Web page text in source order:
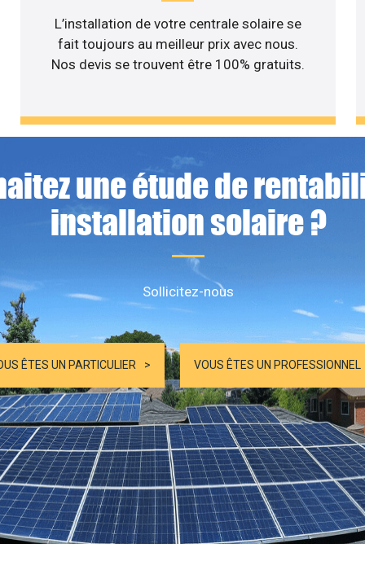
L’installation de votre centrale solaire se
fait toujours au meilleur prix avec nous.
Nos devis se trouvent être 100% gratuits.
une étude de
installation solaire ?
Sollicitez-nous
ÊTES UN PARTICULIER VOUS ÊTES UN PROFESSIONNEL